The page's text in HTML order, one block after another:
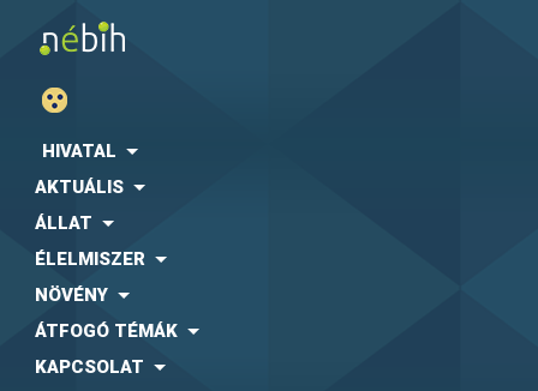
HIVATAL
AKTUÁLIS
ÁLLAT
ÉLELMISZER
NÖVÉNY
ÁTFOGÓ TÉMÁK
KAPCSOLAT